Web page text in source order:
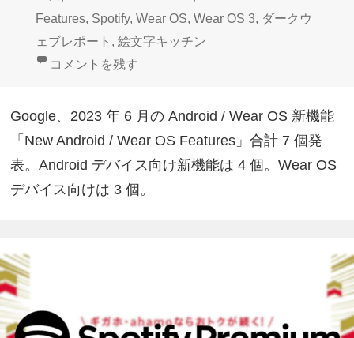
Features, Spotify, Wear OS, Wear OS 3, ダークウ
ェブレポート , 絵文字キッチン
New Android Features！2023年6月新機能7個発表 に
コメントを残す
Google、2023 年 6 月の Android / Wear OS 新機能
「New Android / Wear OS Features」合計 7 個発
表。Android デバイス向け新機能は 4 個。Wear OS
デバイス向けは 3 個。